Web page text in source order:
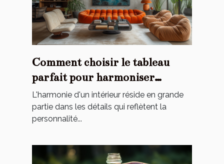
Comment choisir le tableau
parfait pour harmoniser
l'ambiance de votre maison
L'harmonie d'un intérieur réside en grande
partie dans les détails qui reflètent la
personnalité...